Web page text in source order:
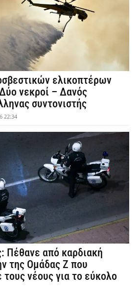
ελικοπτέρων
νεκροί – Δανός
συντονιστής
22:34
Πέθανε από καρδιακή
της Ομάδας Ζ που
νέους για το εύκολο